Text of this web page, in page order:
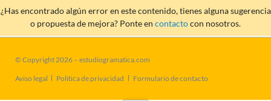
¿Has encontrado algún error en este contenido, tienes alguna sugerencia
o propuesta de mejora? Ponte en contactocon nosotros.
© Copyright 2026 – estudiogramatica.com
Saltar
Aviso legal Política de privacidad Formulario de contacto